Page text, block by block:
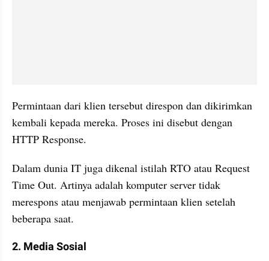
Permintaan dari klien tersebut direspon dan dikirimkan
kembali kepada mereka. Proses ini disebut dengan
HTTP Response.
Dalam dunia IT juga dikenal istilah RTO atau Request
Time Out. Artinya adalah komputer server tidak
merespons atau menjawab permintaan klien setelah
beberapa saat.
2. Media Sosial